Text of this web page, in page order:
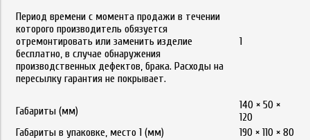
Период времени с момента продажи в течении
которого производитель обязуется
отремонтировать или заменить изделие
бесплатно, в случае обнаружения
производственных дефектов, брака. Расходы на
пересылку гарантия не покрывает.
1
Габариты (мм)
140 × 50 ×
120
Габариты в упаковке, место 1 (мм)
190 × 110 × 80